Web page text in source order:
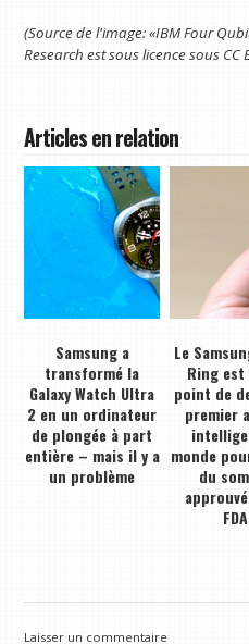
(Source de l'image: «IBM Four
Research est sous licence sous CC
Articles en relation
Samsung a
transformé la
Galaxy Watch Ultra
2 en un ordinateur
de plongée à part
entière – mais il y a
un problème
Le
Ring
point de
premier
monde
du
Laisser un commentaire